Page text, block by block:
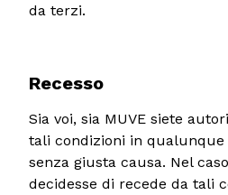
da terzi.
Recesso
Sia voi, sia MUVE siete
tali condizioni in qualunque
senza giusta causa. Nel
decidesse di recede da tali